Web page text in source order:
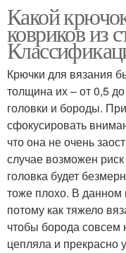
Какой
ковриков из
Крючки для вязания
толщина их – от 0,5
головки и бороды.
сфокусировать
что она не очень
случае возможен
головка будет
тоже плохо. В данном
потому как тяжело
чтобы борода совсем
цепляла и прекрасно